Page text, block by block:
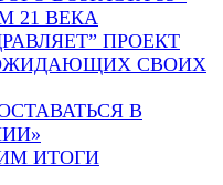
21 ВЕКА
ПРОЕКТ
СВОИХ
В
ИТОГИ